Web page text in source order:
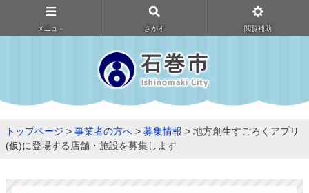
メニュ－ さがす 閲覧補助
トップページ > 事業者の方へ > 募集情報 > 地方創生すごろくアプリ
(仮)に登場する店舗・施設を募集します